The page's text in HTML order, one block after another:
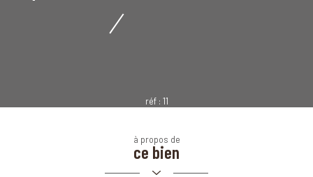
réf : 11
à propos de
ce bien